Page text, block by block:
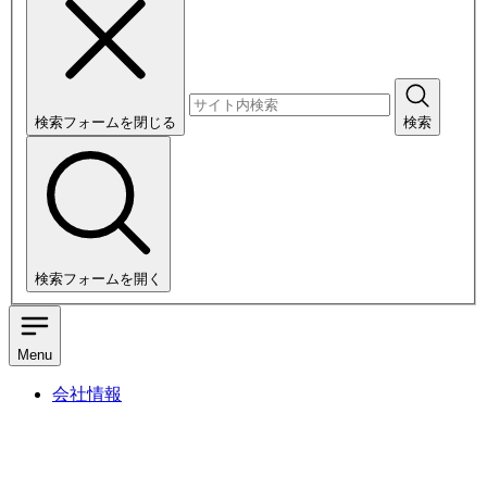
検索フォームを閉じる 検索
検索フォームを開く
Menu
会社情報